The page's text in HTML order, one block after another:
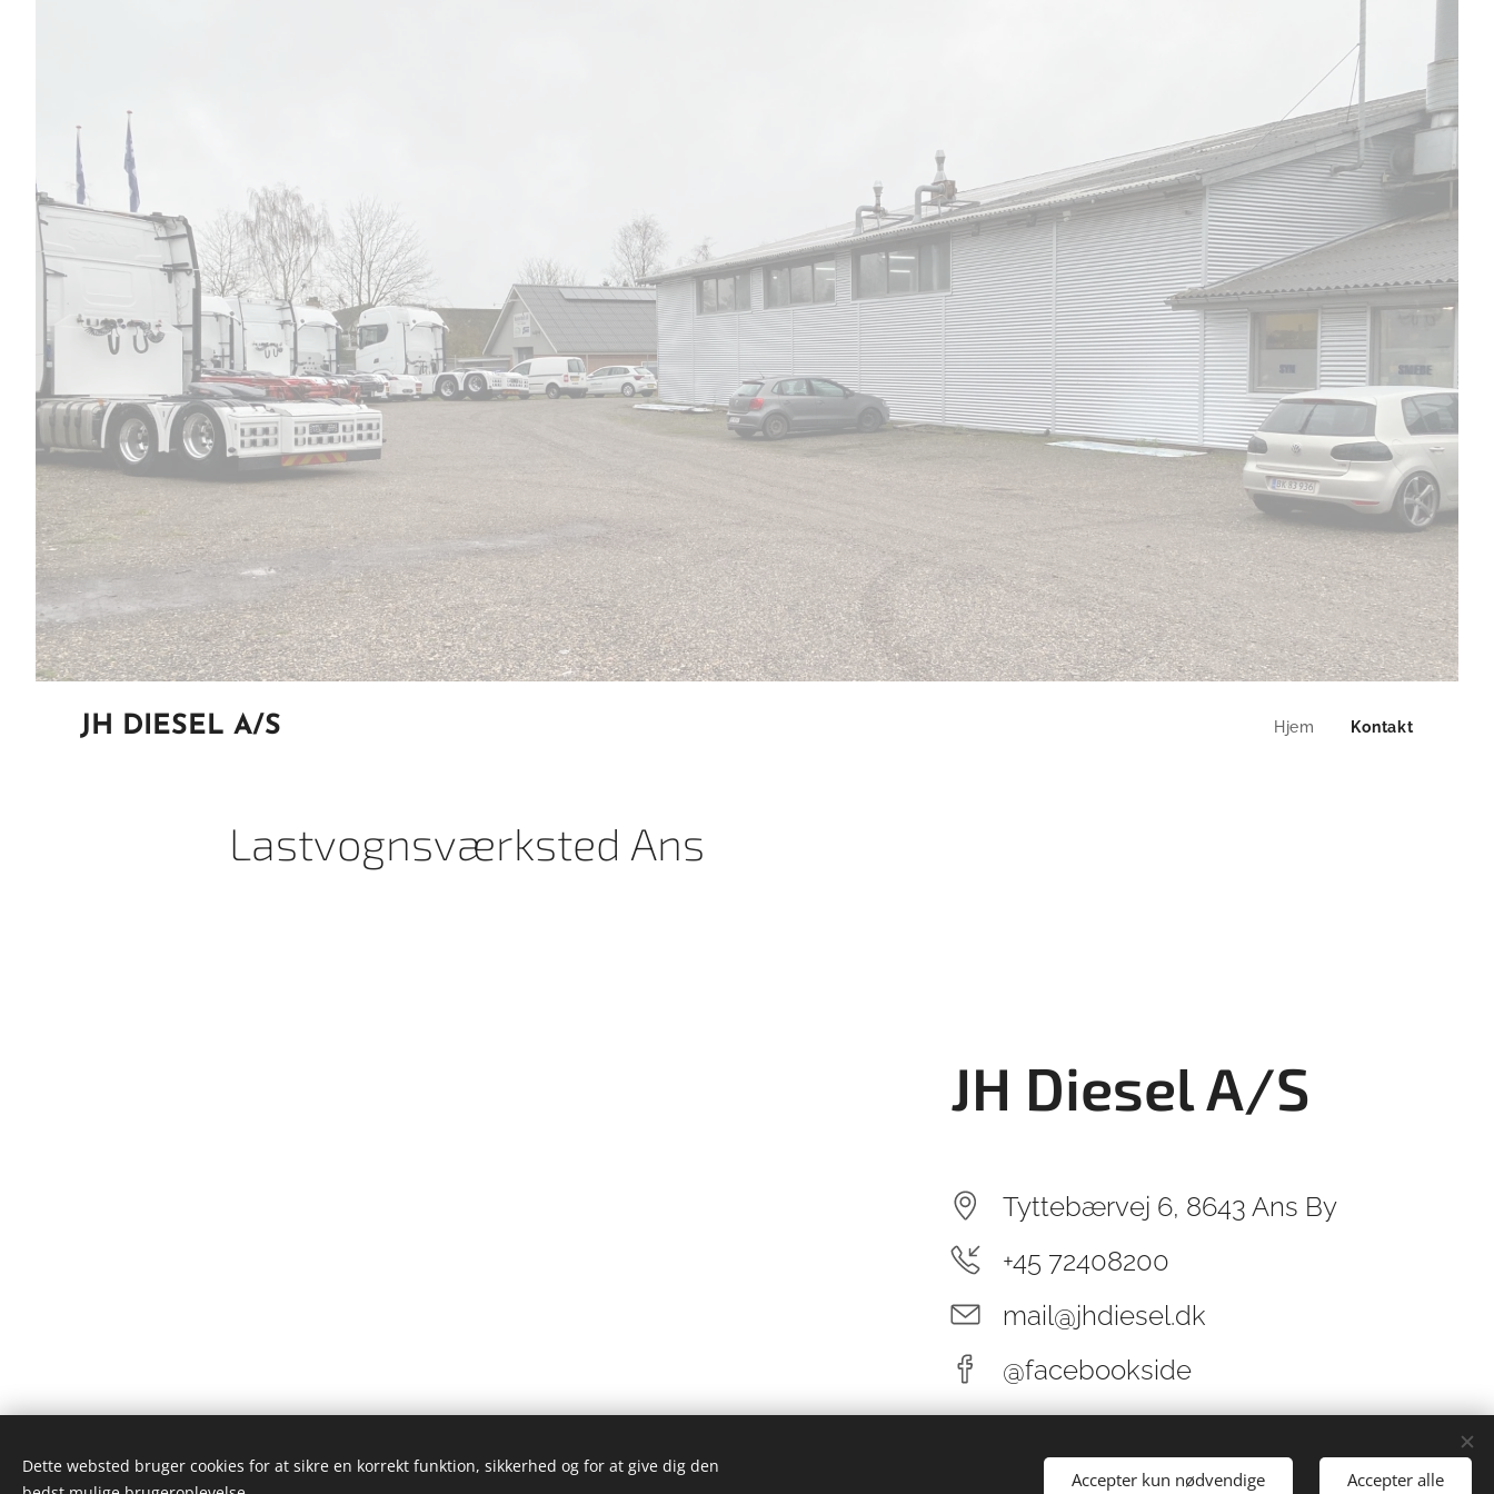
JH DIESEL A/S Hjem Kontakt
Lastvognsværksted Ans
JH Diesel A/S
Tyttebærvej 6, 8643 Ans By
+45 72408200
mail@jhdiesel.dk
@facebookside
Dette websted bruger cookies for at sikre en korrekt funktion, sikkerhed og for at give dig den
Accepter kun nødvendige Accepter alle